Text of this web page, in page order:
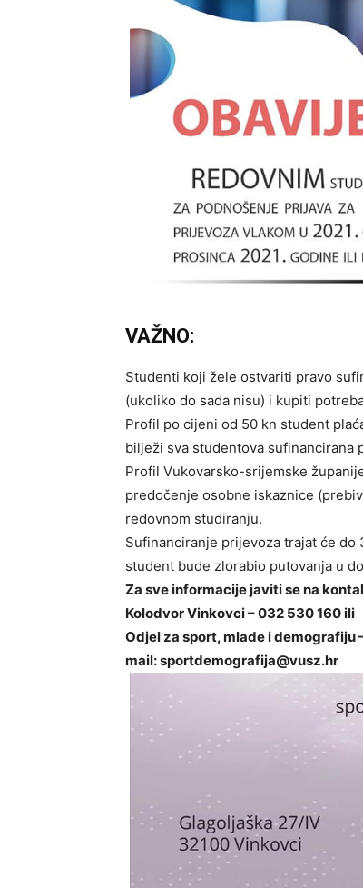
VAŽNO:
Studenti koji žele ostvariti pravo
(ukoliko do sada nisu) i kupiti
Profil po cijeni od 50 kn student
bilježi sva studentova sufinancirana
Profil Vukovarsko-srijemske
predočenje osobne iskaznice
redovnom studiranju.
Sufinanciranje prijevoza trajat će do
student bude zlorabio putovanja u
Za sve informacije javiti se na
Kolodvor Vinkovci – 032 530 160 ili
Odjel za sport, mlade i demografiju
mail:sportdemografija@vusz.hr